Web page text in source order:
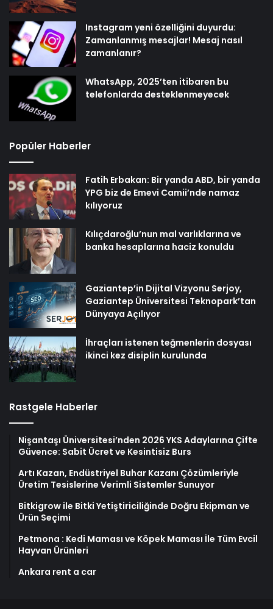
Instagram yeni özelliğini duyurdu:
Zamanlanmış mesajlar! Mesaj nasıl
zamanlanır?
WhatsApp, 2025’ten itibaren bu
telefonlarda desteklenmeyecek
Popüler Haberler
Fatih Erbakan: Bir yanda ABD, bir yanda
YPG biz de Emevi Camii’nde namaz
kılıyoruz
Kılıçdaroğlu’nun mal varlıklarına ve
banka hesaplarına haciz konuldu
Gaziantep’in Dijital Vizyonu Serjoy,
Gaziantep Üniversitesi Teknopark’tan
Dünyaya Açılıyor
İhraçları istenen teğmenlerin dosyası
ikinci kez disiplin kurulunda
Rastgele Haberler
Nişantaşı Üniversitesi’nden 2026 YKS Adaylarına Çifte
Güvence: Sabit Ücret ve Kesintisiz Burs
Artı Kazan, Endüstriyel Buhar Kazanı Çözümleriyle
Üretim Tesislerine Verimli Sistemler Sunuyor
Bitkigrow ile Bitki Yetiştiriciliğinde Doğru Ekipman ve
Ürün Seçimi
Petmona : Kedi Maması ve Köpek Maması İle Tüm Evcil
Hayvan Ürünleri
Ankara rent a car